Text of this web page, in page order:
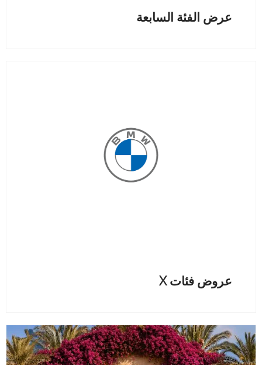
عرض الفئة السابعة
عروض فئات X